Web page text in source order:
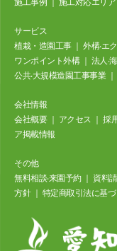
施⼯事例 施工対応エリア
サービス
植栽・造園工事｜外構‧エ
ワンポイント外構｜ 法⼈‧
公共‧⼤規模造園⼯事事業｜
会社情報
会社概要｜ アクセス ｜採
ア掲載情報
その他
無料相談‧来園予約｜ 資料
⽅針｜ 特定商取引法に基